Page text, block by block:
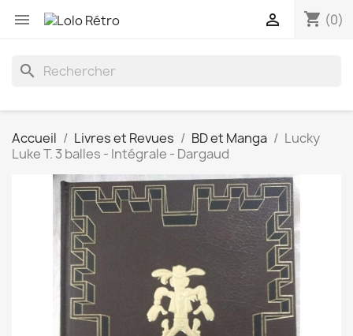
 shopping_cart (0)

search
Accueil Livres et Revues BD et Manga
Lucky
Luke T. 3 balles - Intégrale - Dargaud